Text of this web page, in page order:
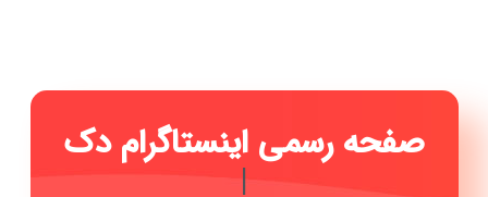
صف|